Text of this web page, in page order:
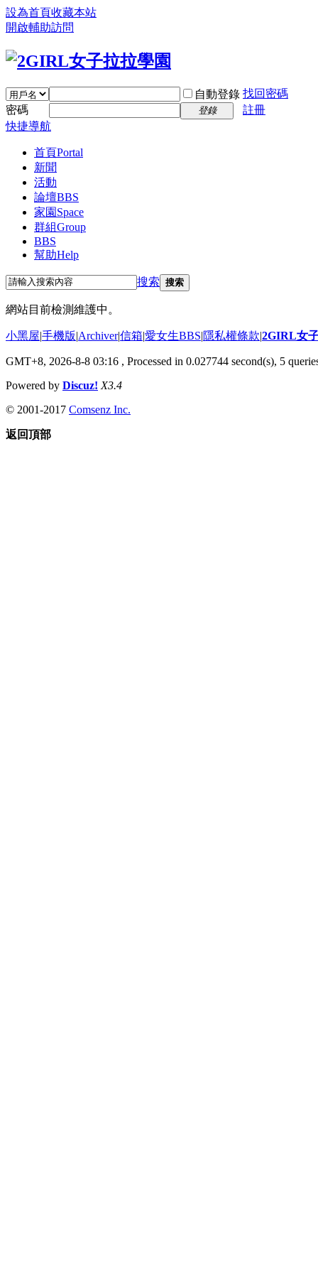
設為首頁收藏本站
開啟輔助訪問
自動登錄 找回密碼
密碼
登錄
註冊
快捷導航
首頁Portal
新聞
活動
論壇BBS
家園 Space
群組Group
BBS
幫助Help
搜索 搜索
網站目前檢測維護中。
小黑屋|手機版|Archiver|信箱|愛女生BBS|隱私權條款|2GIRL女
GMT+8, 2026-8-8 03:16 , Processed in 0.027744 second(s), 5
Powered by Discuz! X3.4
© 2001-2017 Comsenz Inc.
返回頂部